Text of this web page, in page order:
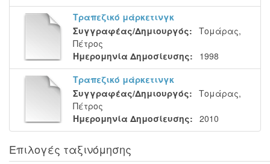
Τραπεζικό μάρκετινγκ
Συγγραφέας/Δημιουργός: Τομάρας,
Πέτρος
Ημερομηνία Δημοσίευσης:
1998
Τραπεζικό μάρκετινγκ
Συγγραφέας/Δημιουργός: Τομάρας,
Πέτρος
Ημερομηνία Δημοσίευσης: 2010
Επιλογές ταξινόμησης